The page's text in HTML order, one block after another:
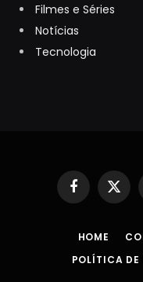
Filmes e Séries
Notícias
Tecnologia
Facebook
X
HOME
POLÍTICA